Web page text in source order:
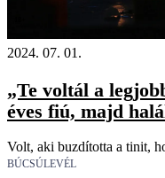
2024. 07. 01.
„Te voltál a
éves fiú, majd
Volt, aki buzdította a tinit,
BÚCSÚLEVÉL